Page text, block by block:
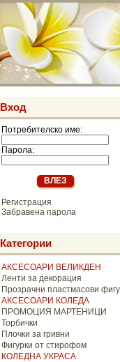
Вход
Потребителско име:
Парола:
Регистрация
Забравена парола
Категории
АКСЕСОАРИ ВЕЛИКДЕН
Ленти за декорация
Прозрачни пластмасови
АКСЕСОАРИ КОЛЕДА
ПРОМОЦИЯ МАРТЕНИЦИ
Торбички
Плочки за гривни
Фигурки от стирофом
КОЛЕДНА УКРАСА